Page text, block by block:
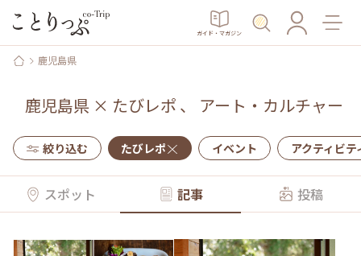
ガイド・マガジン
鹿児島県
鹿児島県× たびレポ 、 アート・カルチャー
絞り込む たびレポ イベント アクティビテ
スポット 記事 投稿